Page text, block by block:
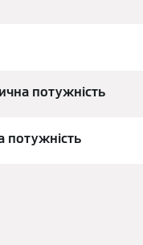
потужність
потужність